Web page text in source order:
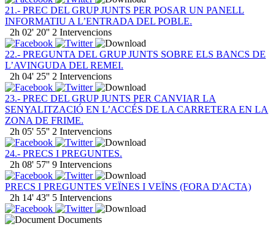
21.- PREC DEL GRUP JUNTS PER POSAR UN PANELL
INFORMATIU A L’ENTRADA DEL POBLE.
2h 02' 20'' 2 Intervencions
22.- PREGUNTA DEL GRUP JUNTS SOBRE ELS BANCS DE
L’AVINGUDA DEL REMEI.
2h 04' 25'' 2 Intervencions
23.- PREC DEL GRUP JUNTS PER CANVIAR LA
SENYALITZACIÓ EN L’ACCÉS DE LA CARRETERA EN LA
ZONA DE FRIME.
2h 05' 55'' 2 Intervencions
24.- PRECS I PREGUNTES.
2h 08' 57'' 9 Intervencions
PRECS I PREGUNTES VEÏNES I VEÏNS (FORA D'ACTA)
2h 14' 43'' 5 Intervencions
Documents